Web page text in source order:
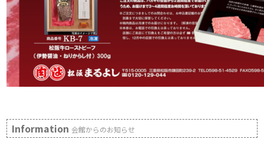
Information会館からのお知らせ